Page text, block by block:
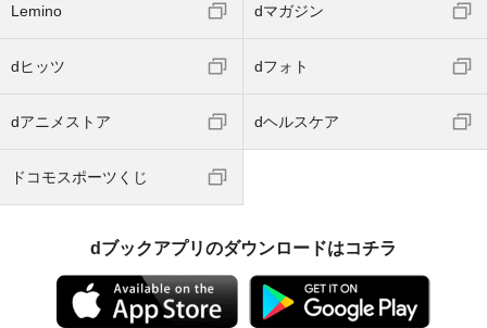
Lemino dマガジン
dヒッツ dフォト
dアニメストア dヘルスケア
ドコモスポーツくじ
dブックアプリのダウンロードはコチラ